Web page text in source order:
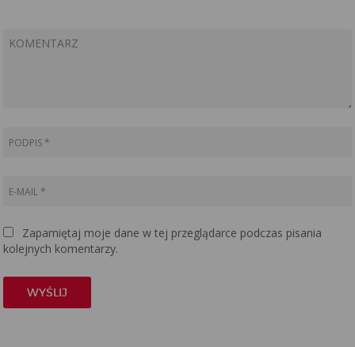
Zapamiętaj moje dane w tej przeglądarce podczas pisania
kolejnych komentarzy.